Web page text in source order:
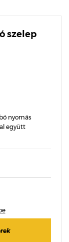
szelep
nyomás
együtt